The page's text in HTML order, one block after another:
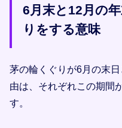
6月末と12月の
りをする意味
茅の輪くぐりが6月の末
由は、それぞれこの期間
す。